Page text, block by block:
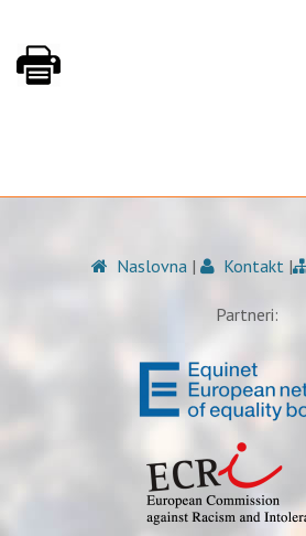
Naslovna | Kontakt |
Partneri: